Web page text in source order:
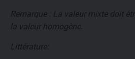
Remarque : La valeur mixte doit
la valeur homogène.
Littérature: